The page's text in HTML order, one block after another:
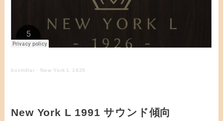
bozmillar · New York L 1926
New York L 1991 サウンド傾向